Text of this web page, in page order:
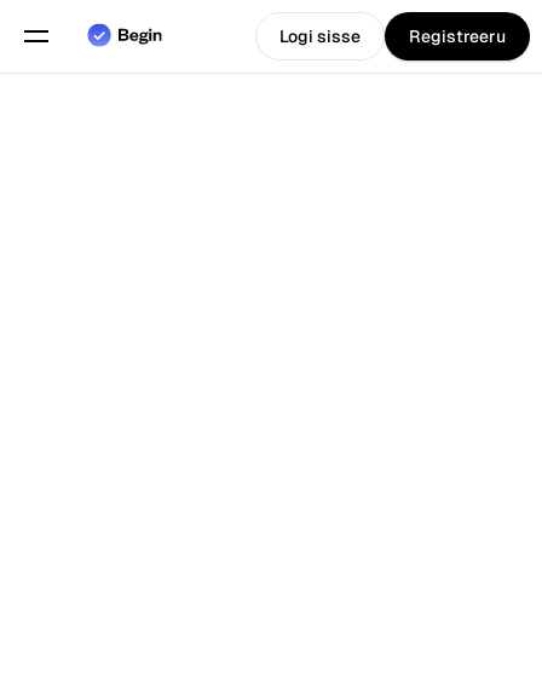
Logi sisse Registreeru